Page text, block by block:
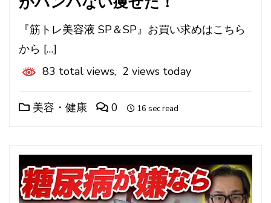
『筋トレ美容液 SP＆SP』お買い求めはこちら
から […]
83 total views, 2 views today
美容・健康 0 16 sec read